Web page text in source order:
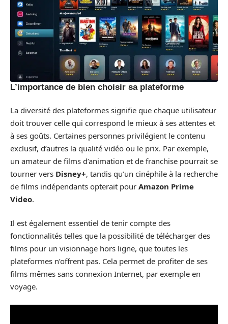
L’importance de bien choisir sa plateforme
La diversité des plateformes signifie que chaque utilisateur
doit trouver celle qui correspond le mieux à ses attentes et
à ses goûts. Certaines personnes privilégient le contenu
exclusif, d’autres la qualité vidéo ou le prix. Par exemple,
un amateur de films d’animation et de franchise pourrait se
tourner vers Disney+, tandis qu’un cinéphile à la recherche
de films indépendants opterait pour Amazon Prime
Video.
Il est également essentiel de tenir compte des
fonctionnalités telles que la possibilité de télécharger des
films pour un visionnage hors ligne, que toutes les
plateformes n’offrent pas. Cela permet de profiter de ses
films mêmes sans connexion Internet, par exemple en
voyage.